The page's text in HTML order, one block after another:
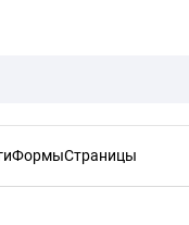
ФормыСтраницы